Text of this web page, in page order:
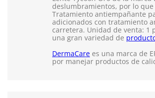
deslumbramientos, por lo
Tratamiento antiempañante
adicionados con tratamiento
carretera. Unidad de venta: 1
una gran variedad de
DermaCare es una marca de
por manejar productos de